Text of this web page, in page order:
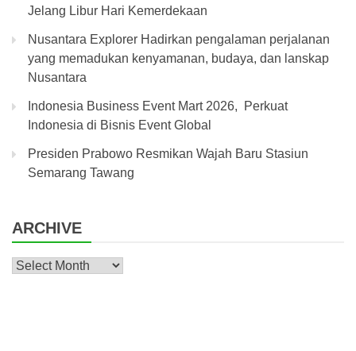
Jelang Libur Hari Kemerdekaan
Nusantara Explorer Hadirkan pengalaman perjalanan
yang memadukan kenyamanan, budaya, dan lanskap
Nusantara
Indonesia Business Event Mart 2026, Perkuat
Indonesia di Bisnis Event Global
Presiden Prabowo Resmikan Wajah Baru Stasiun
Semarang Tawang
ARCHIVE
Archive